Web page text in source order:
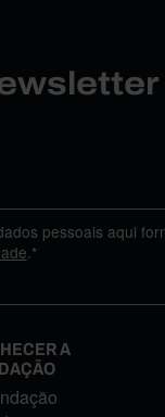
pessoais aqui
.*
A